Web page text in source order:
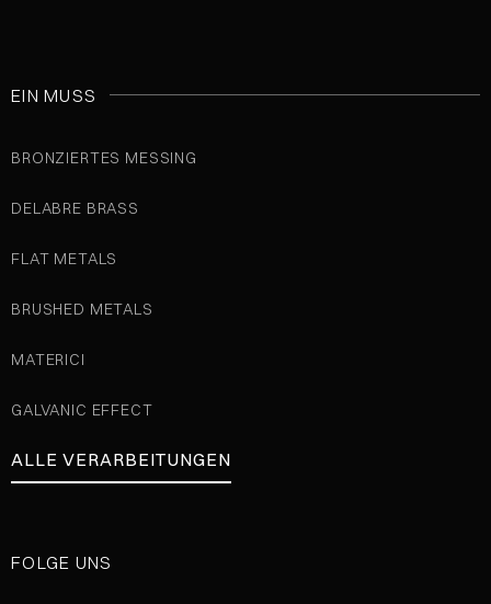
EIN MUSS
BRONZIERTES MESSING
DELABRE BRASS
FLAT METALS
BRUSHED METALS
MATERICI
GALVANIC EFFECT
ALLE VERARBEITUNGEN
FOLGE UNS